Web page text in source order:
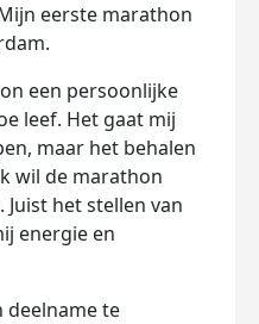
eerste marathon
een persoonlijke
leef. Het gaat mij
maar het behalen
wil de marathon
het stellen van
energie en
deelname te